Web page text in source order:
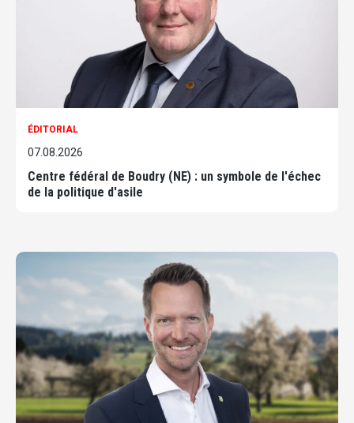
ÉDITORIAL
07.08.2026
Centre fédéral de Boudry (NE) : un symbole de l'échec
de la politique d'asile